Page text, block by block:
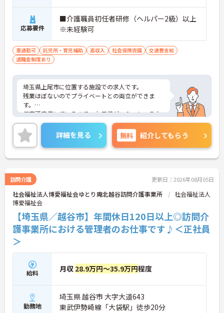
応募要件
■介護職員初任者研修（ヘルパー2級）以上
※未経験可
車通勤可 託児所・育児補助 高収入 社会保険完備
交通費支給
退職金制度あり
埼玉県上尾市に位置する施設での求人です。
残業ほぼないのでプライベートとの両立ができま
す。
保育所完備しているので、お子様がいらっしゃる方
でも安心してご就業していただけます。
ご興味のある方は、お気軽にお問い合わせくださ
い。
詳細を見る 無料 紹介してもらう
訪問介護 更新日：2026年08月05日
社会福祉法人博愛福祉会ゆとり庵北越谷訪問介護事業所
社会福祉法人
博愛福祉会
【埼玉県／越谷市】年間休日120日以上◎訪問介
護事業所における管理者のお仕事です♪＜正社員
＞
給料 月収 28.9万円～35.9万円程度
勤務地
埼玉県 越谷市 大字大道643
東武伊勢崎線「大袋駅」徒歩20分